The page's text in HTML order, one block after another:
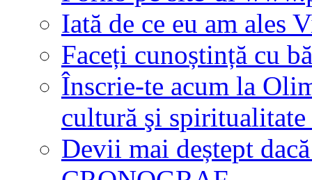
Iată de ce eu am ales
Faceți cunoștință cu
Înscrie-te acum la
cultură şi spiritualitate
Devii mai deștept